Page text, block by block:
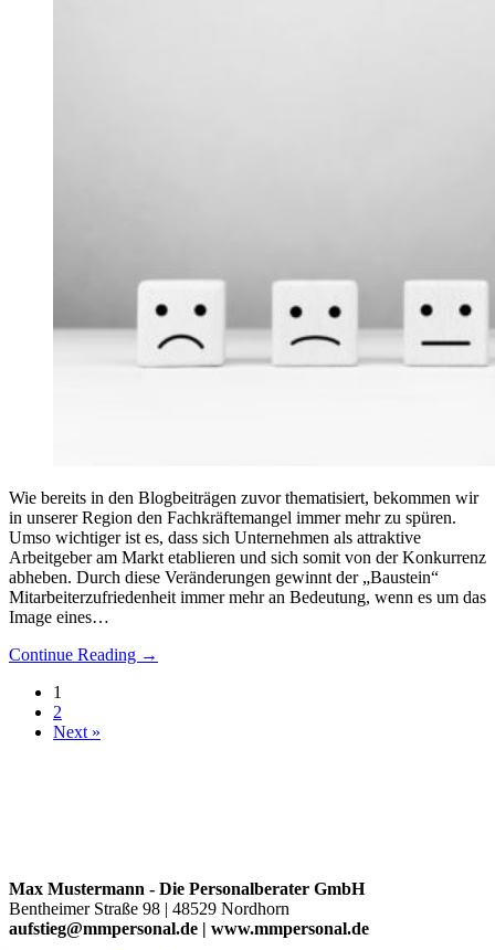
Wie bereits in den Blogbeiträgen zuvor thematisiert, bekommen wir
in unserer Region den Fachkräftemangel immer mehr zu spüren.
Umso wichtiger ist es, dass sich Unternehmen als attraktive
Arbeitgeber am Markt etablieren und sich somit von der Konkurrenz
abheben. Durch diese Veränderungen gewinnt der „Baustein“
Mitarbeiterzufriedenheit immer mehr an Bedeutung, wenn es um das
Image eines…
Continue Reading →
1
2
Next »
Max Mustermann - Die Personalberater GmbH
Bentheimer Straße 98 | 48529 Nordhorn
aufstieg@mmpersonal.de | www.mmpersonal.de